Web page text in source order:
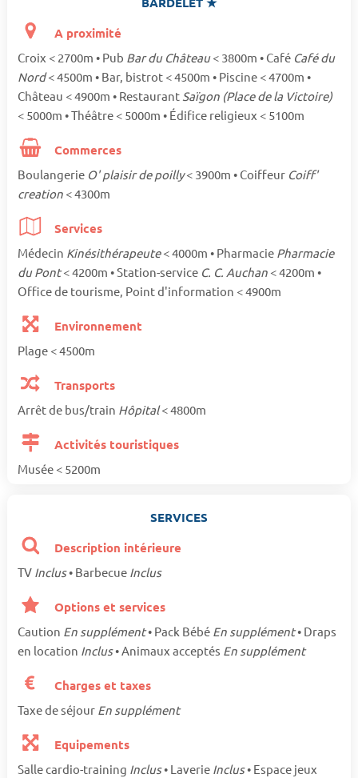
A proximité
Croix < 2700m • Pub Bar du Château< 3800m • Café Café du
Nord< 4500m • Bar, bistrot < 4500m • Piscine < 4700m •
Château < 4900m • Restaurant Saïgon (Place de la Victoire)
< 5000m • Théâtre < 5000m • Édifice religieux < 5100m
Commerces
Boulangerie O' plaisir de poilly< 3900m • Coiffeur Coiff'
creation < 4300m
Services
Médecin Kinésithérapeute< 4000m • Pharmacie Pharmacie
du Pont< 4200m • Station-service C. C. Auchan < 4200m •
Office de tourisme, Point d'information < 4900m
Environnement
Plage < 4500m
Transports
Arrêt de bus/train Hôpital< 4800m
Activités touristiques
Musée < 5200m
SERVICES
Description intérieure
TV Inclus• Barbecue Inclus
Options et services
Caution En supplément• Pack Bébé En supplément• Draps
en location Inclus• Animaux acceptés En supplément
Charges et taxes
Taxe de séjour En supplément
Equipements
Salle cardio-training Inclus• Laverie Inclus• Espace jeux